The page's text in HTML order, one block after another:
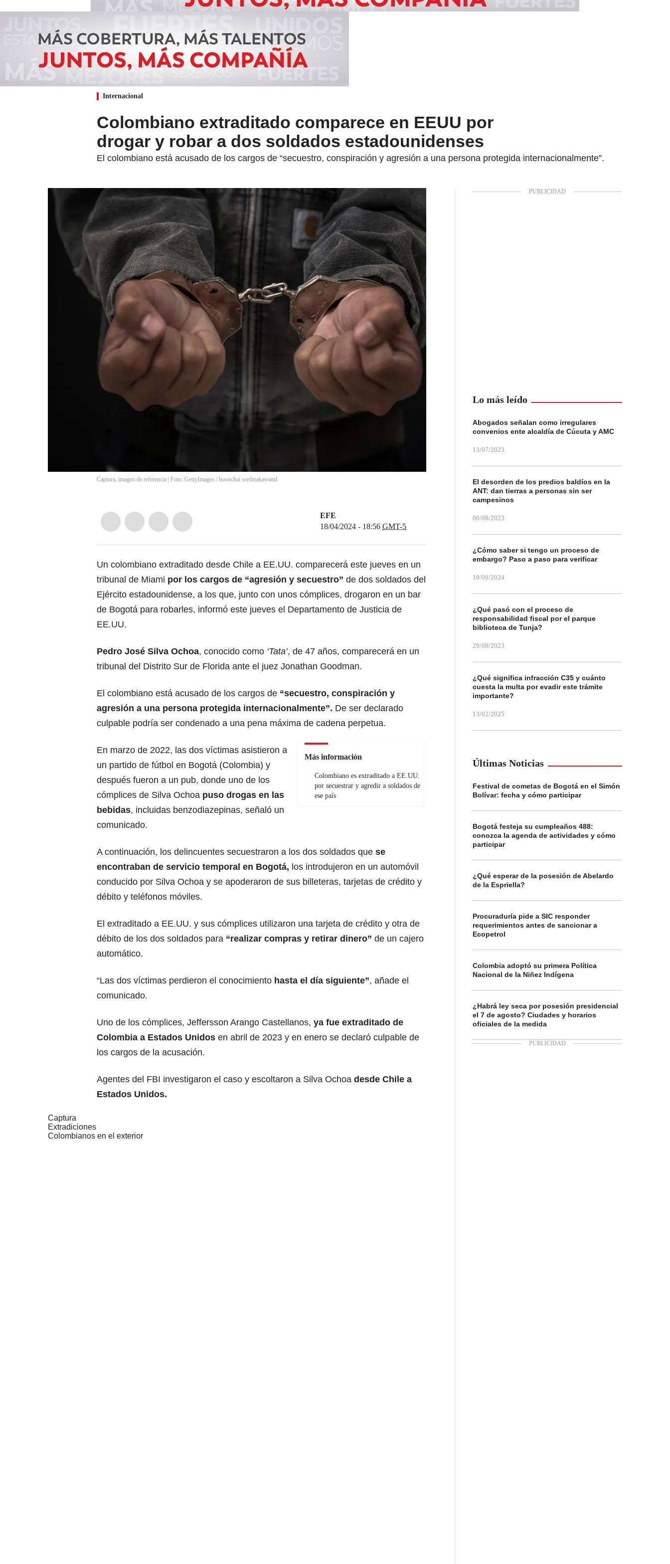
Internacional
Colombiano extraditado comparece en EEUU por
drogar y robar a dos soldados estadounidenses
El colombiano está acusado de los cargos de “secuestro, conspiración y agresión a una persona protegida internacionalmente”.
Captura, imagen de referencia | Foto: GettyImages / boonchai wedmakawand
EFE
18/04/2024 - 18:56 GMT-5
Un colombiano extraditado desde Chile a EE.UU. comparecerá este jueves en un
tribunal de Miami por los cargos de “agresión y secuestro” de dos soldados del
Ejército estadounidense, a los que, junto con unos cómplices, drogaron en un bar
de Bogotá para robarles, informó este jueves el Departamento de Justicia de
EE.UU.
Pedro José Silva Ochoa, conocido como ‘Tata’, de 47 años, comparecerá en un
tribunal del Distrito Sur de Florida ante el juez Jonathan Goodman.
El colombiano está acusado de los cargos de “secuestro, conspiración y
agresión a una persona protegida internacionalmente”. De ser declarado
culpable podría ser condenado a una pena máxima de cadena perpetua.
Más información
Colombiano es extraditado a EE.UU.
por secuestrar y agredir a soldados de
ese país
En marzo de 2022, las dos víctimas asistieron a
un partido de fútbol en Bogotá (Colombia) y
después fueron a un pub, donde uno de los
cómplices de Silva Ochoa puso drogas en las
bebidas, incluidas benzodiazepinas, señaló un
comunicado.
A continuación, los delincuentes secuestraron a los dos soldados que se
encontraban de servicio temporal en Bogotá, los introdujeron en un automóvil
conducido por Silva Ochoa y se apoderaron de sus billeteras, tarjetas de crédito y
débito y teléfonos móviles.
El extraditado a EE.UU. y sus cómplices utilizaron una tarjeta de crédito y otra de
débito de los dos soldados para “realizar compras y retirar dinero” de un cajero
automático.
“Las dos víctimas perdieron el conocimiento hasta el día siguiente”, añade el
comunicado.
Uno de los cómplices, Jeffersson Arango Castellanos, ya fue extraditado de
Colombia a Estados Unidos en abril de 2023 y en enero se declaró culpable de
los cargos de la acusación.
Agentes del FBI investigaron el caso y escoltaron a Silva Ochoa desde Chile a
Estados Unidos.
Captura
Extradiciones
Colombianos en el exterior
Lo más leído
Abogados señalan como irregulares
convenios ente alcaldía de Cúcuta y AMC
13/07/2023
El desorden de los predios baldíos en la
ANT: dan tierras a personas sin ser
campesinos
06/09/2023
¿Cómo saber si tengo un proceso de
embargo? Paso a paso para verificar
19/09/2024
¿Qué pasó con el proceso de
responsabilidad fiscal por el parque
biblioteca de Tunja?
29/08/2023
¿Qué significa infracción C35 y cuánto
cuesta la multa por evadir este trámite
importante?
13/02/2025
Últimas Noticias
Festival de cometas de Bogotá en el Simón
Bolívar: fecha y cómo participar
Bogotá festeja su cumpleaños 488:
conozca la agenda de actividades y cómo
participar
¿Qué esperar de la posesión de Abelardo
de la Espriella?
Procuraduría pide a SIC responder
requerimientos antes de sancionar a
Ecopetrol
Colombia adoptó su primera Política
Nacional de la Niñez Indígena
¿Habrá ley seca por posesión presidencial
el 7 de agosto? Ciudades y horarios
oficiales de la medida